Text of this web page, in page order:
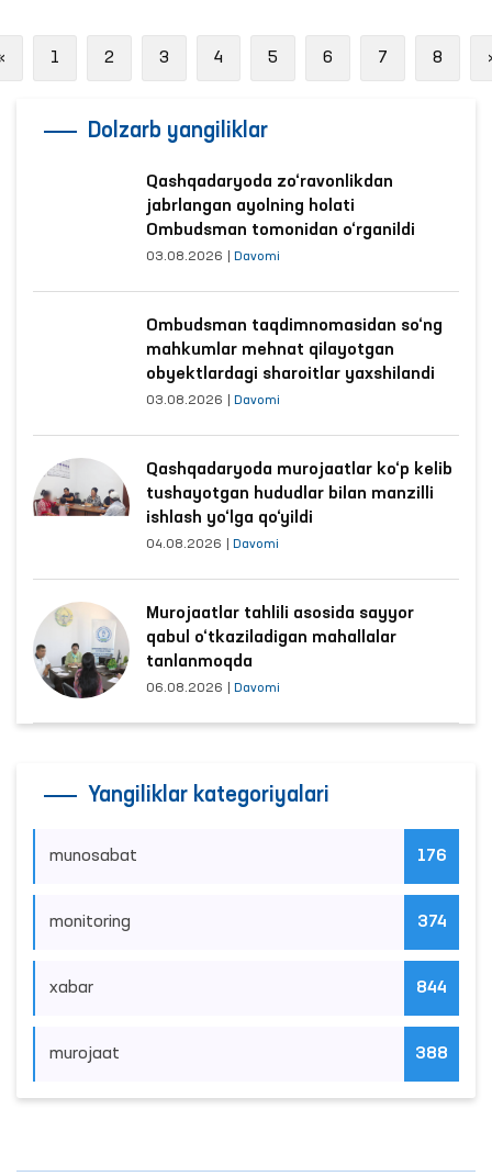
Previous
1 2 3 4 5 6 7 8
Dolzarb yangiliklar
Qashqadaryoda zo‘ravonlikdan
jabrlangan ayolning holati
Ombudsman tomonidan o‘rganildi
03.08.2026 Davomi
Ombudsman taqdimnomasidan so‘ng
mahkumlar mehnat qilayotgan
obyektlardagi sharoitlar yaxshilandi
03.08.2026 Davomi
Qashqadaryoda murojaatlar ko‘p kelib
tushayotgan hududlar bilan manzilli
ishlash yo‘lga qo‘yildi
04.08.2026 Davomi
Murojaatlar tahlili asosida sayyor
qabul o‘tkaziladigan mahallalar
tanlanmoqda
06.08.2026 Davomi
Yangiliklar kategoriyalari
munosabat 176
monitoring 374
xabar 844
murojaat 388